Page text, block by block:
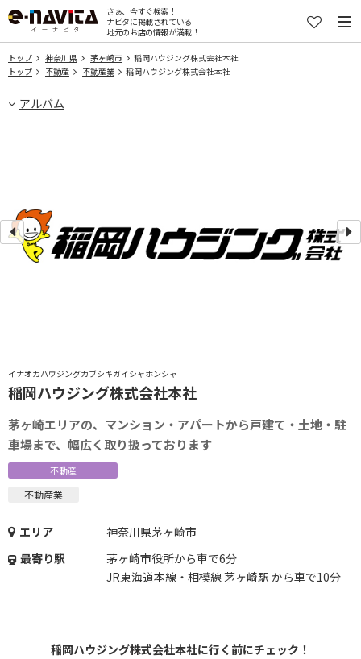
さぁ、今すぐ検索！
ナビタに掲載されている
地元のお店の情報が満載！
トップ 神奈川県 茅ヶ崎市
稲岡ハウジング株式会社本社
トップ
不動産 不動産業 稲岡ハウジング株式会社本社
アルバム
イナオカハウジングカブシキガイシャホンシャ
稲岡ハウジング株式会社本社
茅ヶ崎エリアの、マンション・アパートから戸建て・土地・駐
車場まで、幅広く取り扱っております
不動産
不動産業
エリア
神奈川県茅ヶ崎市
最寄り駅
茅ヶ崎市役所から車で6分
JR東海道本線・相模線 茅ヶ崎駅 から車で10分
稲岡ハウジング株式会社本社に行く前にチェック！